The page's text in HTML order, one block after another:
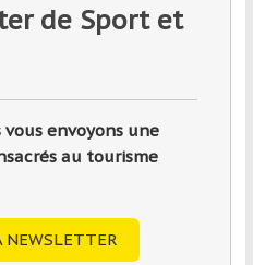
de Sport et
envoyons une
au tourisme
NEWSLETTER